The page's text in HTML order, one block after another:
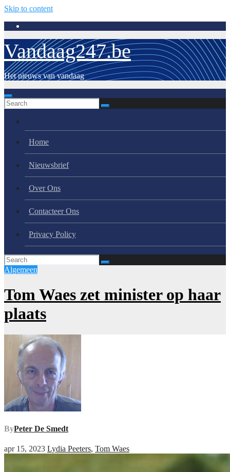
Skip to content
Vandaag247.be
Het nieuws van vandaag
Home
Nieuwsbrief
Over Ons
Contacteer Ons
Privacy Policy
Algemeen
Tom Waes zet minister op haar
plaats
ByPeter De Smedt
apr 15, 2023 Lydia Peeters, Tom Waes